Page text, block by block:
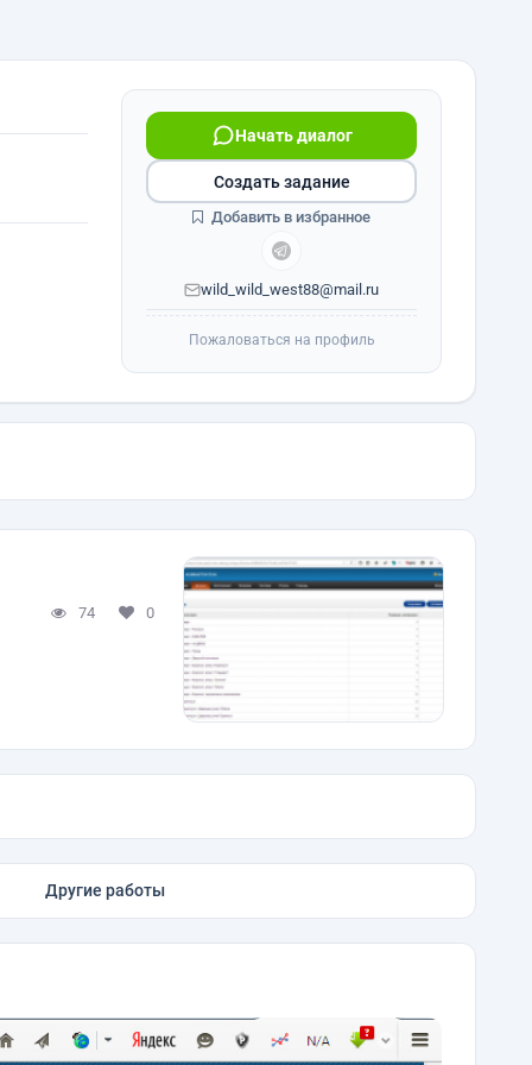
Начать диалог
wild_wild_west88@mail.ru
Создать задание
Добавить в избранное
Пожаловаться на профиль
74 0
Другие работы